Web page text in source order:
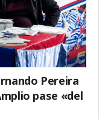
Pereira
pase «del